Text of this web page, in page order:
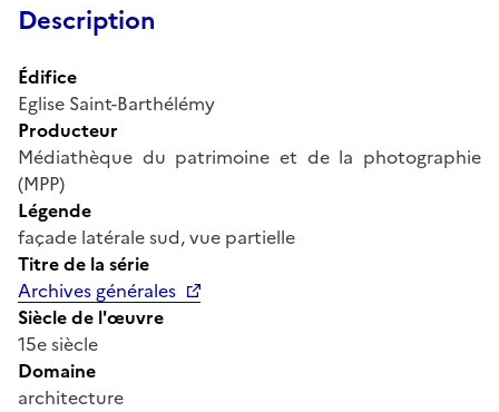
Description
Édifice
Eglise Saint-Barthélémy
Producteur
Médiathèque du patrimoine et de la photographie
(MPP)
Légende
façade latérale sud, vue partielle
Titre de la série
Archives générales
Siècle de l'œuvre
15e siècle
Domaine
architecture